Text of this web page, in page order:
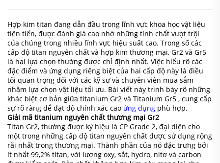
Hợp kim titan đang dẫn đầu trong lĩnh vực khoa học vật liệu
tiên tiến, được đánh giá cao nhờ những tính chất vượt trội
của chúng trong nhiều lĩnh vực hiệu suất cao. Trong số các
cấp độ titan nguyên chất và hợp kim thương mại, Gr2 và Gr5
là hai lựa chọn thường được chỉ định nhất. Việc hiểu rõ các
đặc điểm và ứng dụng riêng biệt của hai cấp độ này là điều
tối quan trọng đối với các kỹ sư và chuyên viên mua sắm
nhằm lựa chọn vật liệu tối ưu. Bài viết này trình bày rõ những
khác biệt cơ bản giữa titanium Gr2 và Titanium Gr5 , cung cấp
sự rõ ràng để đạt độ chính xác cao ứng dụng phù hợp.
Giải mã titanium nguyên chất thương mại Gr2
Titan Gr2, thường được ký hiệu là CP Grade 2, đại diện cho
một trong những cấp độ titan nguyên chất được sử dụng rộng
rãi nhất trong thương mại. Thành phần của nó đặc trưng bởi
ít nhất 99,2% titan, với lượng oxy, sắt, hydro, nitơ và carbon